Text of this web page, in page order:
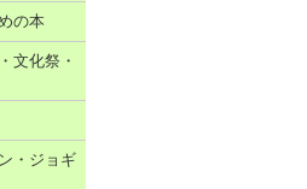
の本
文化祭・
・ジョギ